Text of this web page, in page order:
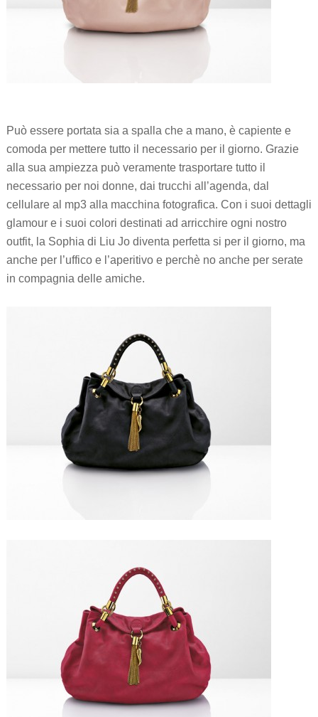
Può essere portata sia a spalla che a mano, è capiente e
comoda per mettere tutto il necessario per il giorno. Grazie
alla sua ampiezza può veramente trasportare tutto il
necessario per noi donne, dai trucchi all’agenda, dal
cellulare al mp3 alla macchina fotografica. Con i suoi dettagli
glamour e i suoi colori destinati ad arricchire ogni nostro
outfit, la Sophia di Liu Jo diventa perfetta si per il giorno, ma
anche per l’uffico e l’aperitivo e perchè no anche per serate
in compagnia delle amiche.